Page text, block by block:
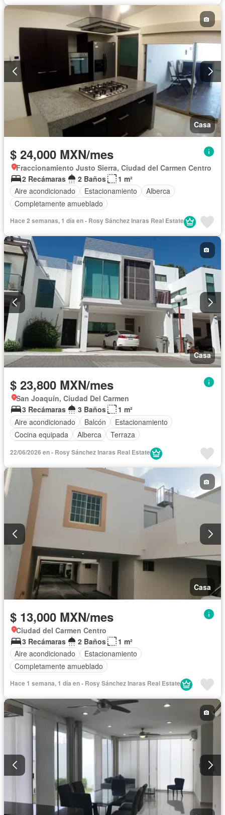
Casa
$ 24,000 MXN/mes
Fraccionamiento Justo Sierra, Ciudad del Carmen Centro
2 Recámaras
2 Baños
1 m²
Aire acondicionado
Estacionamiento
Alberca
Completamente amueblado
Hace 2 semanas, 1 día en - Rosy Sánchez Inaras Real Estate
Casa
$ 23,800 MXN/mes
San Joaquín, Ciudad Del Carmen
3 Recámaras
3 Baños
1 m²
Aire acondicionado
Balcón
Estacionamiento
Cocina equipada
Alberca
Terraza
22/06/2026 en - Rosy Sánchez Inaras Real Estate
Casa
$ 13,000 MXN/mes
Ciudad del Carmen Centro
3 Recámaras
2 Baños
1 m²
Aire acondicionado
Estacionamiento
Completamente amueblado
Hace 1 semana, 1 día en - Rosy Sánchez Inaras Real Estate